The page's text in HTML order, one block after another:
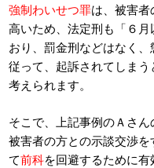
強制わいせつ罪は、被害
高いため、法定刑も「６
おり、罰金刑などはなく、
従って、起訴されてしま
考えられます。
そこで、上記事例のＡさん
被害者の方との示談交渉
て前科を回避するために有